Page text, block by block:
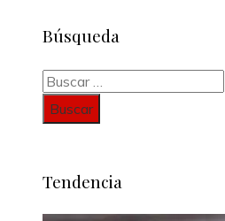
Búsqueda
Buscar:
Tendencia